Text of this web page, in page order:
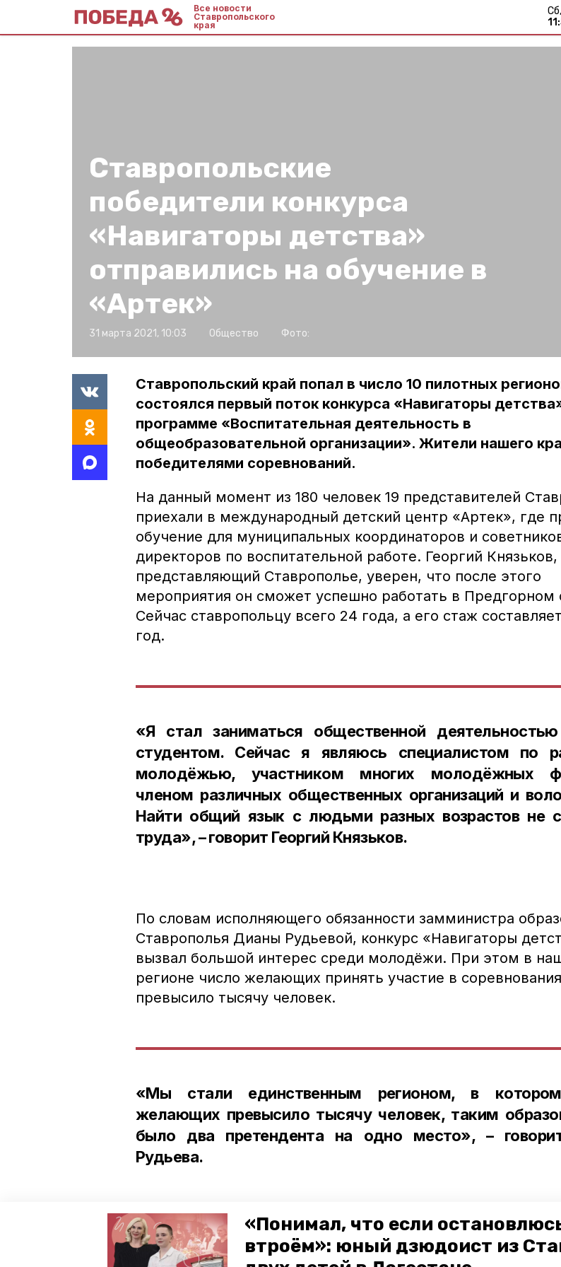
«Понимал, что если
втроём»: юный дзюдоист из
Все новости
Ставропольского
края
Ставропольские
победители конкурса
«Навигаторы детства»
отправились на обучение в
«Артек»
31 марта 2021, 10:03 Общество Фото:
Ставропольский край попал в число 10 пилотных
состоялся первый поток конкурса «Навигаторы
программе «Воспитательная деятельность в
общеобразовательной организации». Жители нашего
победителями соревнований.
На данный момент из 180 человек 19 представителей
приехали в международный детский центр «Артек», где
обучение для муниципальных координаторов и
директоров по воспитательной работе. Георгий Князьков,
представляющий Ставрополье, уверен, что после этого
мероприятия он сможет успешно работать в Предгорном
Сейчас ставропольцу всего 24 года, а его стаж
год.
«Я стал заниматься общественной
студентом. Сейчас я являюсь специалистом по
молодёжью, участником многих молодёжных
членом различных общественных организаций и
Найти общий язык с людьми разных возрастов не
труда», – говорит Георгий Князьков.
По словам исполняющего обязанности замминистра
Ставрополья Дианы Рудьевой, конкурс «Навигаторы
вызвал большой интерес среди молодёжи. При этом в
регионе число желающих принять участие в
превысило тысячу человек.
«Мы стали единственным регионом, в
желающих превысило тысячу человек, таким
было два претендента на одно место», –
Рудьева.
Напомним, что губернатор Ставропольского края
Владимиров подчеркнул важность реализации проекта по